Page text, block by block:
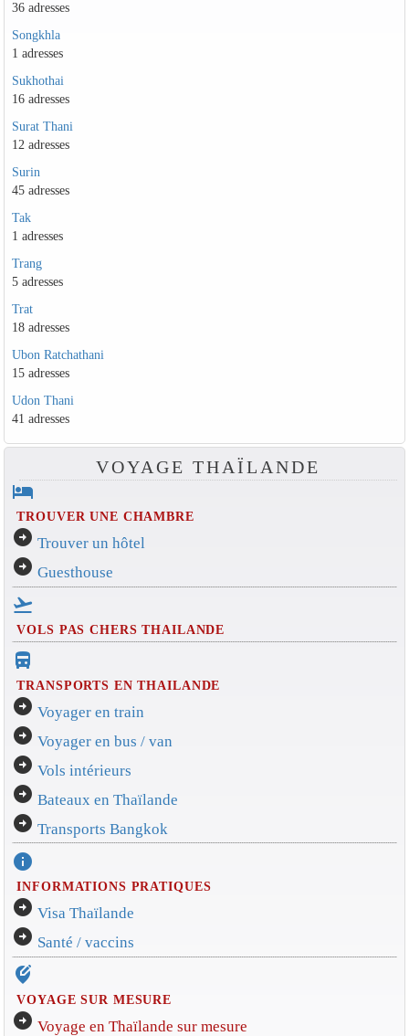
36 adresses
Songkhla
1 adresses
Sukhothai
16 adresses
Surat Thani
12 adresses
Surin
45 adresses
Tak
1 adresses
Trang
5 adresses
Trat
18 adresses
Ubon Ratchathani
15 adresses
Udon Thani
41 adresses
VOYAGE THAÏLANDE
hotel
TROUVER UNE CHAMBRE
arrow_circle_right Trouver un hôtel
arrow_circle_right Guesthouse
flight_takeoff
VOLS PAS CHERS THAILANDE
directions_bus_filled
TRANSPORTS EN THAILANDE
arrow_circle_right Voyager en train
arrow_circle_right Voyager en bus / van
arrow_circle_right Vols intérieurs
arrow_circle_right Bateaux en Thaïlande
arrow_circle_right Transports Bangkok
info
INFORMATIONS PRATIQUES
arrow_circle_right Visa Thaïlande
arrow_circle_right Santé / vaccins
edit_location_alt
VOYAGE SUR MESURE
arrow_circle_right Voyage en Thaïlande sur mesure